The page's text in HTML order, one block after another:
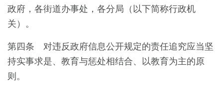
政府，各街道办事处，各分局（以下简称行政机
关）。
第四条 对违反政府信息公开规定的责任追究应当坚
持实事求是、教育与惩处相结合、以教育为主的原
则。